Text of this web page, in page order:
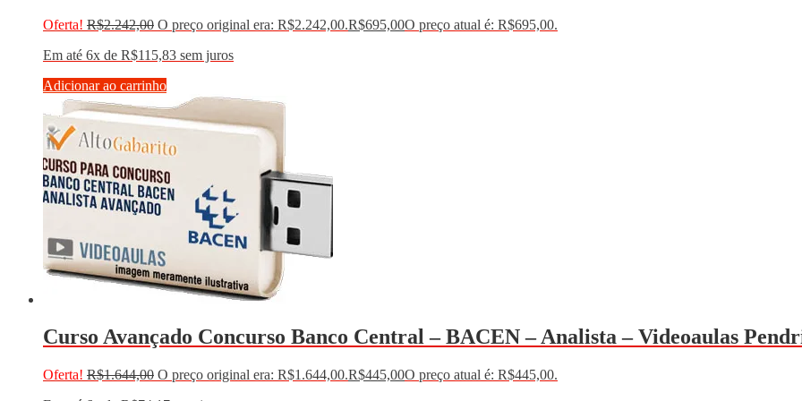
Oferta! R$2.242,00 O preço original era: R$2.242,00.R$695,00O preço atual é: R$695,00.
Em até 6x de R$115,83 sem juros
Adicionar ao carrinho
Curso Avançado Concurso Banco Central – BACEN – Analista – Videoaulas
Oferta! R$1.644,00 O preço original era: R$1.644,00.R$445,00O preço atual é: R$445,00.